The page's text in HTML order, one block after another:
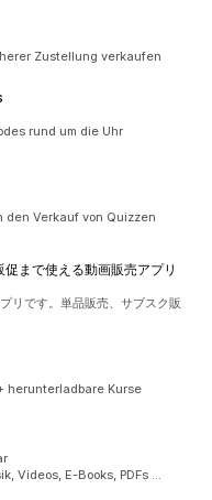
Zustellung verkaufen
rund um die Uhr
den Verkauf von Quizzen
まで使える動画販売アプリ
リです。単品販売、サブスク販
herunterladbare Kurse
Videos, E-Books, PDFs ...